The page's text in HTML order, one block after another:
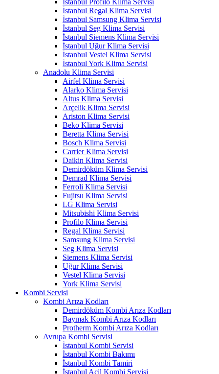
İstanbul Regal Klima Servisi
İstanbul Samsung Klima Servisi
İstanbul Seg Klima Servisi
İstanbul Siemens Klima Servisi
İstanbul Uğur Klima Servisi
İstanbul Vestel Klima Servisi
İstanbul York Klima Servisi
Anadolu Klima Servisi
Airfel Klima Servisi
Alarko Klima Servisi
Altus Klima Servisi
Arçelik Klima Servisi
Ariston Klima Servisi
Beko Klima Servisi
Beretta Klima Servisi
Bosch Klima Servisi
Carrier Klima Servisi
Daikin Klima Servisi
Demirdöküm Klima Servisi
Demrad Klima Servisi
Ferroli Klima Servisi
Fujitsu Klima Servisi
LG Klima Servisi
Mitsubishi Klima Servisi
Profilo Klima Servisi
Regal Klima Servisi
Samsung Klima Servisi
Seg Klima Servisi
Siemens Klima Servisi
Uğur Klima Servisi
Vestel Klima Servisi
York Klima Servisi
Kombi Servisi
Kombi Arıza Kodları
Demirdöküm Kombi Arıza Kodları
Baymak Kombi Arıza Kodları
Protherm Kombi Arıza Kodları
Avrupa Kombi Servisi
İstanbul Kombi Servisi
İstanbul Kombi Bakımı
İstanbul Kombi Tamiri
İstanbul Acil Kombi Servisi